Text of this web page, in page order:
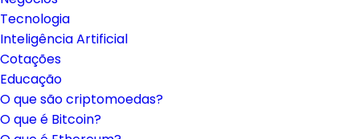
Tecnologia
Inteligência Artificial
Cotações
Educação
O que são criptomoedas?
O que é Bitcoin?